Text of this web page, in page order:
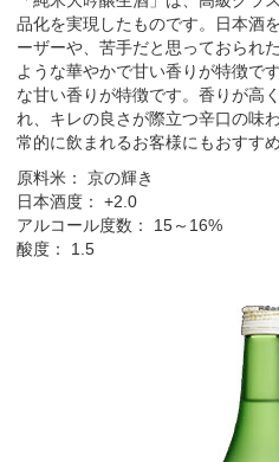
品化を実現したものです。日本酒
ーザーや、苦手だと思っておられ
ような華やかで甘い香りが特徴で
な甘い香りが特徴です。香りが高
れ、キレの良さが際立つ辛口の味
常的に飲まれるお客様にもおすす
原料米： 京の輝き
日本酒度： +2.0
アルコール度数： 15～16%
酸度： 1.5